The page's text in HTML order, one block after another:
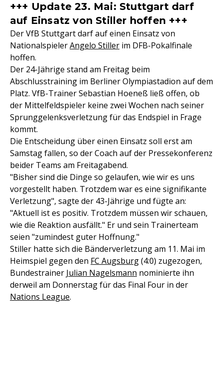
+++ Update 23. Mai: Stuttgart darf
auf Einsatz von Stiller hoffen +++
Der VfB Stuttgart darf auf einen Einsatz von
NationalspielerAngelo Stiller im DFB-Pokalfinale
hoffen.
Der 24-Jährige stand am Freitag beim
Abschlusstraining im Berliner Olympiastadion auf dem
Platz. VfB-Trainer Sebastian Hoeneß ließ offen, ob
der Mittelfeldspieler keine zwei Wochen nach seiner
Sprunggelenksverletzung für das Endspiel in Frage
kommt.
Die Entscheidung über einen Einsatz soll erst am
Samstag fallen, so der Coach auf der Pressekonferenz
beider Teams am Freitagabend.
"Bisher sind die Dinge so gelaufen, wie wir es uns
vorgestellt haben. Trotzdem war es eine signifikante
Verletzung", sagte der 43-Jährige und fügte an:
"Aktuell ist es positiv. Trotzdem müssen wir schauen,
wie die Reaktion ausfällt." Er und sein Trainerteam
seien "zumindest guter Hoffnung."
Stiller hatte sich die Bänderverletzung am 11. Mai im
Heimspiel gegen den FC Augsburg(4:0) zugezogen,
Bundestrainer Julian Nagelsmann nominierte ihn
derweil am Donnerstag für das Final Four in der
Nations League.